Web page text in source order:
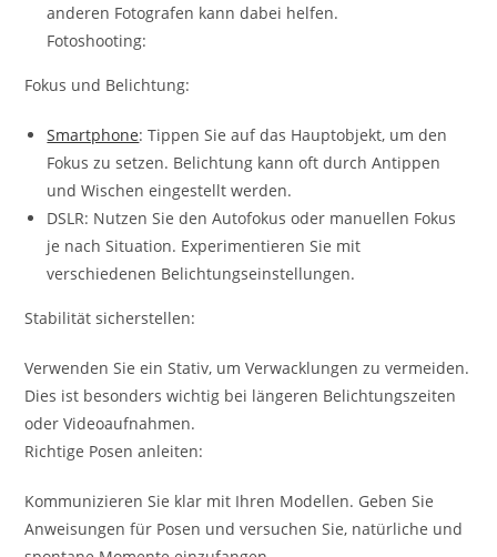
anderen Fotografen kann dabei helfen.
Fotoshooting:
Fokus und Belichtung:
Smartphone: Tippen Sie auf das Hauptobjekt, um den
Fokus zu setzen. Belichtung kann oft durch Antippen
und Wischen eingestellt werden.
DSLR: Nutzen Sie den Autofokus oder manuellen Fokus
je nach Situation. Experimentieren Sie mit
verschiedenen Belichtungseinstellungen.
Stabilität sicherstellen:
Verwenden Sie ein Stativ, um Verwacklungen zu vermeiden.
Dies ist besonders wichtig bei längeren Belichtungszeiten
oder Videoaufnahmen.
Richtige Posen anleiten:
Kommunizieren Sie klar mit Ihren Modellen. Geben Sie
Anweisungen für Posen und versuchen Sie, natürliche und